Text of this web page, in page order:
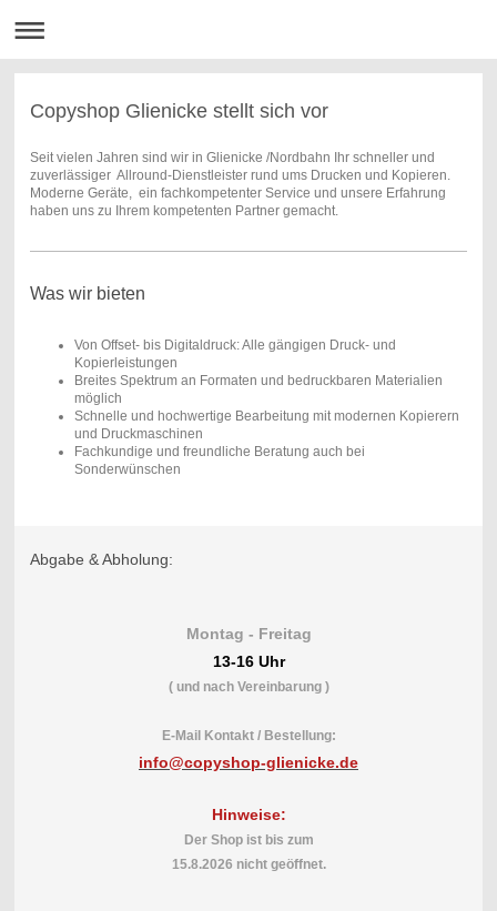
Copyshop Glienicke stellt sich vor
Seit vielen Jahren sind wir in Glienicke /Nordbahn Ihr schneller und
zuverlässiger Allround-Dienstleister rund ums Drucken und Kopieren.
Moderne Geräte, ein fachkompetenter Service und unsere Erfahrung
haben uns zu Ihrem kompetenten Partner gemacht.
Was wir bieten
Von Offset- bis Digitaldruck: Alle gängigen Druck- und
Kopierleistungen
Breites Spektrum an Formaten und bedruckbaren Materialien
möglich
Schnelle und hochwertige Bearbeitung mit modernen Kopierern
und Druckmaschinen
Fachkundige und freundliche Beratung auch bei
Sonderwünschen
Abgabe & Abholung:
Montag - Freitag
13-16 Uhr
( und nach Vereinbarung )
E-Mail Kontakt / Bestellung:
info@copyshop-glienicke.de
Hinweise:
Der Shop ist bis zum
15.8.2026 nicht geöffnet.